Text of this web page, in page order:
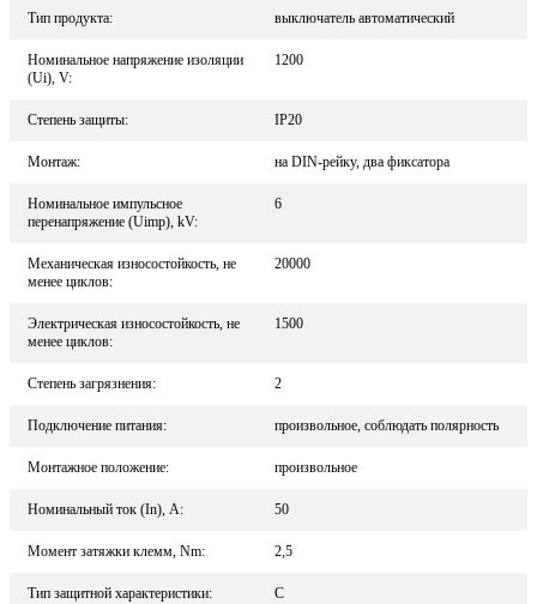
Тип продукта: выключатель автоматический
Номинальное напряжение изоляции
(Ui), V:
1200
Степень защиты: IP20
Монтаж: на DIN-рейку, два фиксатора
Номинальное импульсное
перенапряжение (Uimp), kV:
6
Механическая износостойкость, не
менее циклов:
20000
Электрическая износостойкость, не
менее циклов:
1500
Степень загрязнения: 2
Подключение питания: произвольное, соблюдать полярность
Монтажное положение: произвольное
Номинальный ток (In), A: 50
Момент затяжки клемм, Nm: 2,5
Тип защитной характеристики: C